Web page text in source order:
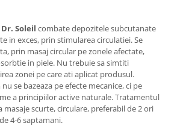
Soleil combate depozitele subcutanate
in exces, prin stimularea circulatiei. Se
prin masaj circular pe zonele afectate,
in piele. Nu trebuie sa simtiti
zonei pe care ati aplicat produsul.
se bazeaza pe efecte mecanice, ci pe
a principiilor active naturale. Tratamentul
scurte, circulare, preferabil de 2 ori
4-6 saptamani.